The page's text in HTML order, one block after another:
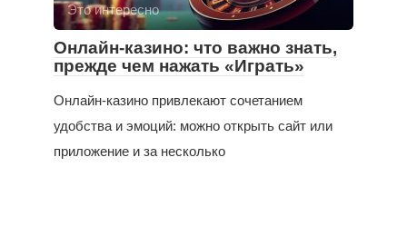
Это интересно
Онлайн-казино: что важно знать,
прежде чем нажать «Играть»
Онлайн-казино привлекают сочетанием
удобства и эмоций: можно открыть сайт или
приложение и за несколько